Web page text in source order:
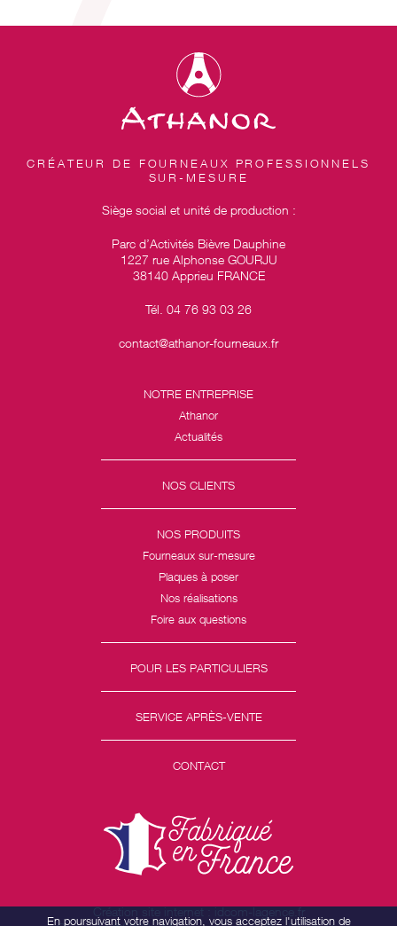
CRÉATEUR DE FOURNEAUX PROFESSIONNELS
SUR-MESURE
Siège social et unité de production :
Parc d’Activités Bièvre Dauphine
1227 rue Alphonse GOURJU
38140 Apprieu FRANCE
Tél. 04 76 93 03 26
contact@athanor-fourneaux.fr
NOTRE ENTREPRISE
Athanor
Actualités
NOS CLIENTS
NOS PRODUITS
Fourneaux sur-mesure
Plaques à poser
Nos réalisations
Foire aux questions
POUR LES PARTICULIERS
SERVICE APRÈS-VENTE
CONTACT
Création site internet : idcom-lagence.fr
En poursuivant votre navigation, vous acceptez l'utilisation de